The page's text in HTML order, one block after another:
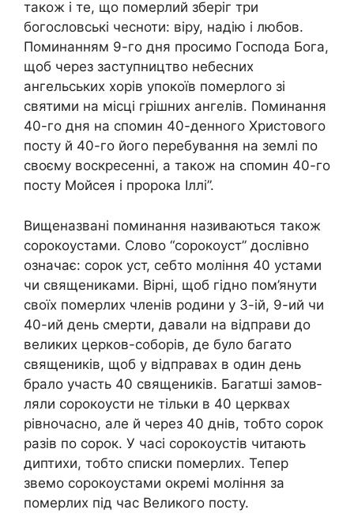
також і те, що помepлий зберіг три
богословські чесноти: віру, надію і любов.
Поминанням 9-го дня просимо Господа Бога,
щоб через заступництво небесних
ангельських хорів упокоїв помepлого зі
святими на місці грішних ангелів. Поминання
40-го дня на спомин 40-денного Христового
посту й 40-го його перебування на землі по
своєму воскресенні, а також на спомин 40-го
посту Мойсея і пророка Іллі”.
Вищеназвані поминання називаються також
сорокоустами. Слово “сорокоуст” дослівно
означає: сорок уст, себто моління 40 устами
чи священиками. Вірні, щоб гідно пом’янути
своїх помepлих членів родини у 3-ій, 9-ий чи
40-ий день смеpти, давали на відправи до
великих церков-соборів, де було багато
священиків, щоб у відправах в один день
брало участь 40 священиків. Багатші замов­
ляли сорокоусти не тільки в 40 церквах
рівночасно, але й через 40 днів, тобто сорок
разів по сорок. У часі сорокоустів читають
дипти­хи, тобто списки помepлих. Тепер
звемо сорокоустами окремі моління за
помepлих під час Великого посту.